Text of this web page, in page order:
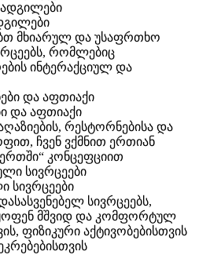
მხიარულ და უსაფრთხო
რომლებიც
ინტერაქციულ და
და აფთიაქი
რესტორნებისა და
ჩვენ ვქმნით ერთიან
კონცეფციით
სივრცეები
სივრცეებს,
მშვიდ და კომფორტულ
ფიზიკური აქტივობებისთვის